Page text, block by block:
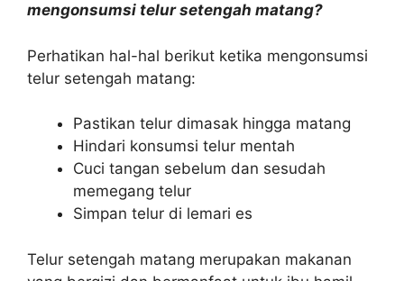
mengonsumsi telur setengah matang?
Perhatikan hal-hal berikut ketika mengonsumsi
telur setengah matang:
Pastikan telur dimasak hingga matang
Hindari konsumsi telur mentah
Cuci tangan sebelum dan sesudah
memegang telur
Simpan telur di lemari es
Telur setengah matang merupakan makanan